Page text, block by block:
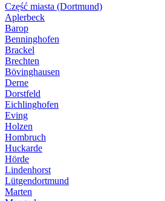
Część miasta (Dortmund)
Aplerbeck
Barop
Benninghofen
Brackel
Brechten
Bövinghausen
Derne
Dorstfeld
Eichlinghofen
Eving
Holzen
Hombruch
Huckarde
Hörde
Lindenhorst
Lütgendortmund
Marten